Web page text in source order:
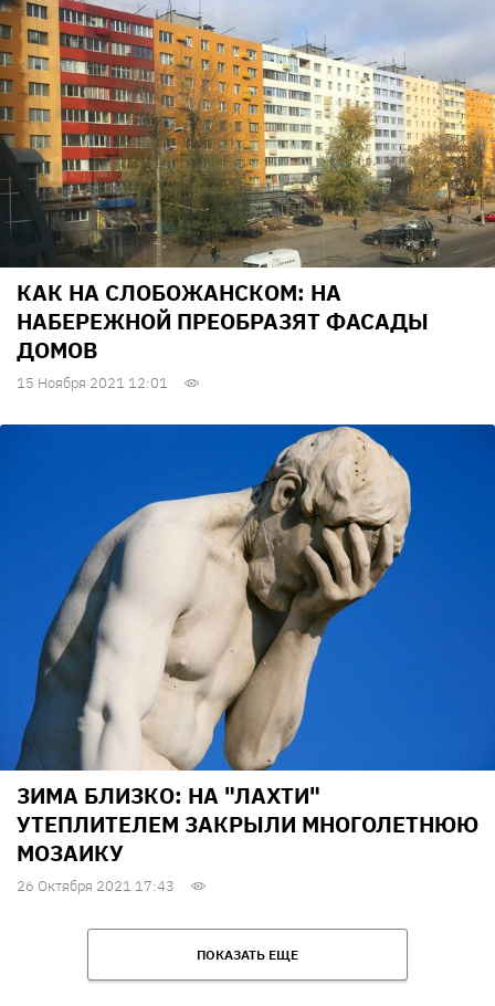
КАК НА СЛОБОЖАНСКОМ: НА
НАБЕРЕЖНОЙ ПРЕОБРАЗЯТ ФАСАДЫ
ДОМОВ
15 Ноября 2021 12:01
ЗИМА БЛИЗКО: НА "ЛАХТИ"
УТЕПЛИТЕЛЕМ ЗАКРЫЛИ МНОГОЛЕТНЮЮ
МОЗАИКУ
26 Октября 2021 17:43
ПОКАЗАТЬ ЕЩЕ